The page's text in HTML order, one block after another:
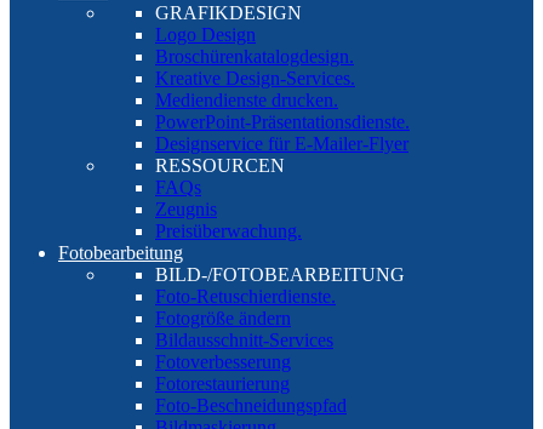
GRAFIKDESIGN
Logo Design
Broschürenkatalogdesign.
Kreative Design-Services.
Mediendienste drucken.
PowerPoint-Präsentationsdienste.
Designservice für E-Mailer-Flyer
RESSOURCEN
FAQs
Zeugnis
Preisüberwachung.
Fotobearbeitung
BILD-/FOTOBEARBEITUNG
Foto-Retuschierdienste.
Fotogröße ändern
Bildausschnitt-Services
Fotoverbesserung
Fotorestaurierung
Foto-Beschneidungspfad